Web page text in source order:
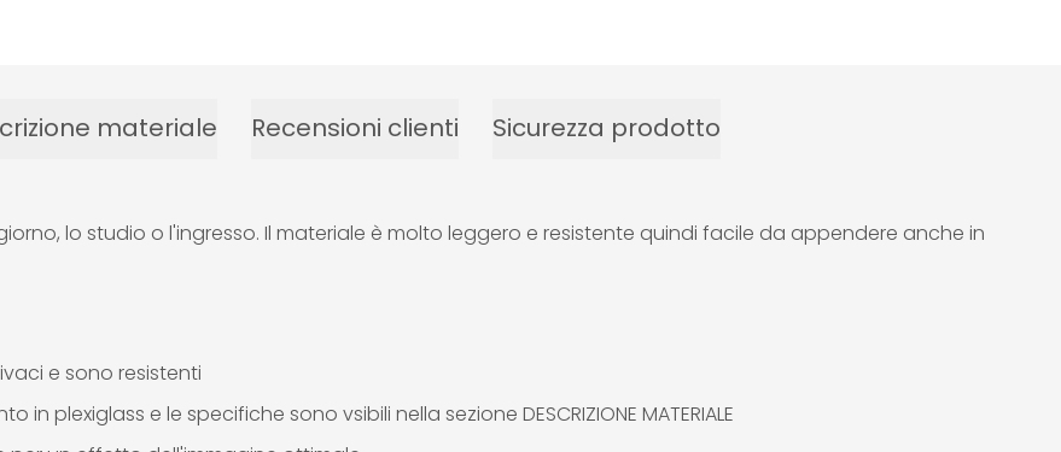
materiale Recensioni clienti Sicurezza prodotto
lo studio o l'ingresso. Il materiale è molto leggero e resistente quindi facile da appendere anche in
e sono resistenti
plexiglass e le specifiche sono vsibili nella sezione DESCRIZIONE MATERIALE